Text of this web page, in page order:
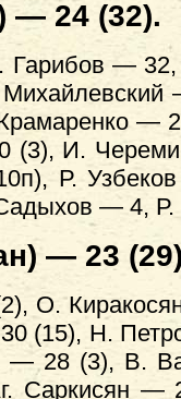
— 24 (32).
—
—
(3), И.
Р.
— 4,
— 23
О.
(15), Н.
28 (3), В.
Саркисян